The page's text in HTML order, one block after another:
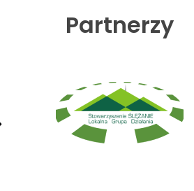
Partnerzy